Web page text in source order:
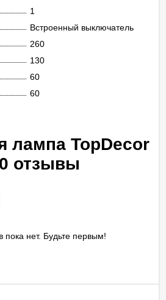
1
Встроенный выключатель
260
130
60
60
лампа TopDecor
отзывы
пока нет. Будьте первым!